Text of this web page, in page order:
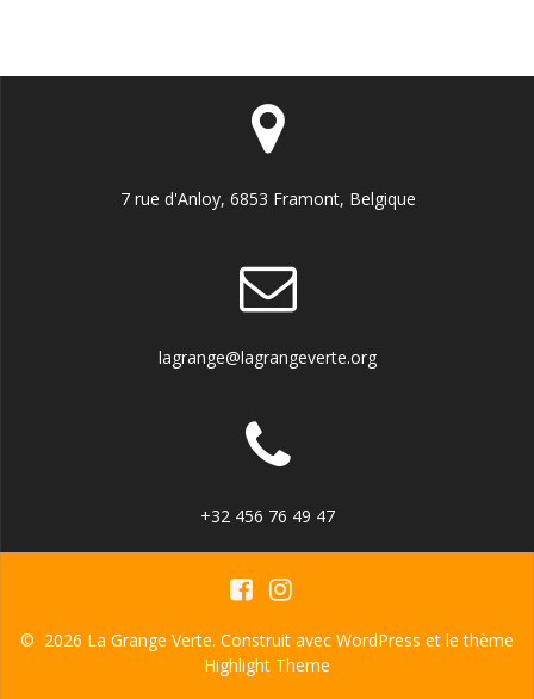
7 rue d'Anloy, 6853 Framont, Belgique
lagrange@lagrangeverte.org
+32 456 76 49 47
© 2026 La Grange Verte. Construit avec WordPress et le thème
Highlight Theme